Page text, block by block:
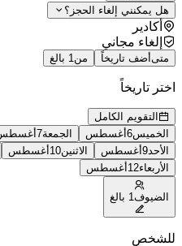
يمكنني إلغاء الحجز؟
أكادير
إلغاء مجاني
أضف تاريخاً من
تاريخاً
التقويم الكامل
6أغسطس الجمعة7أغسطس
9أغسطس الاثنين10أغسطس
12أغسطس
1 بالغ